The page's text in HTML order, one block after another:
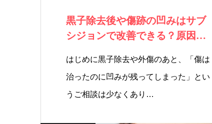
黒子除去後や傷跡の凹みはサブ
シジョンで改善できる？原因・
はじめに黒子除去や外傷のあと、「傷は
治ったのに凹みが残ってしまった」とい
うご相談は少なくあり…